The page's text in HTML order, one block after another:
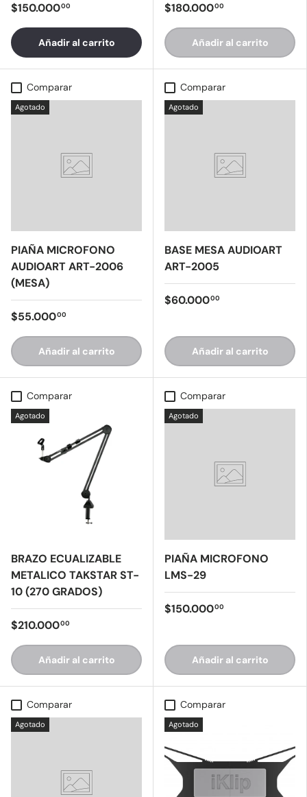
$150.00000
Añadir al carrito
$180.00000
Añadir al carrito
Comparar
Agotado
PIAÑA MICROFONO
AUDIOART ART-2006
(MESA)
$55.00000
Añadir al carrito
Comparar
Agotado
BASE MESA AUDIOART
ART-2005
$60.00000
Añadir al carrito
Comparar
Agotado
BRAZO ECUALIZABLE
METALICO TAKSTAR ST-
10 (270 GRADOS)
$210.00000
Añadir al carrito
Comparar
Agotado
PIAÑA MICROFONO
LMS-29
$150.00000
Añadir al carrito
Comparar
Agotado
Comparar
Agotado